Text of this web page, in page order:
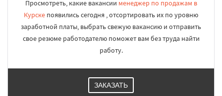
Просмотреть, какие вакансии менеджер по продажам в
Курске появились сегодня , отсортировать их по уровню
заработной платы, выбрать свежую вакансию и отправить
свое резюме работодателю поможет вам без труда найти
работу.
ЗАКАЗАТЬ